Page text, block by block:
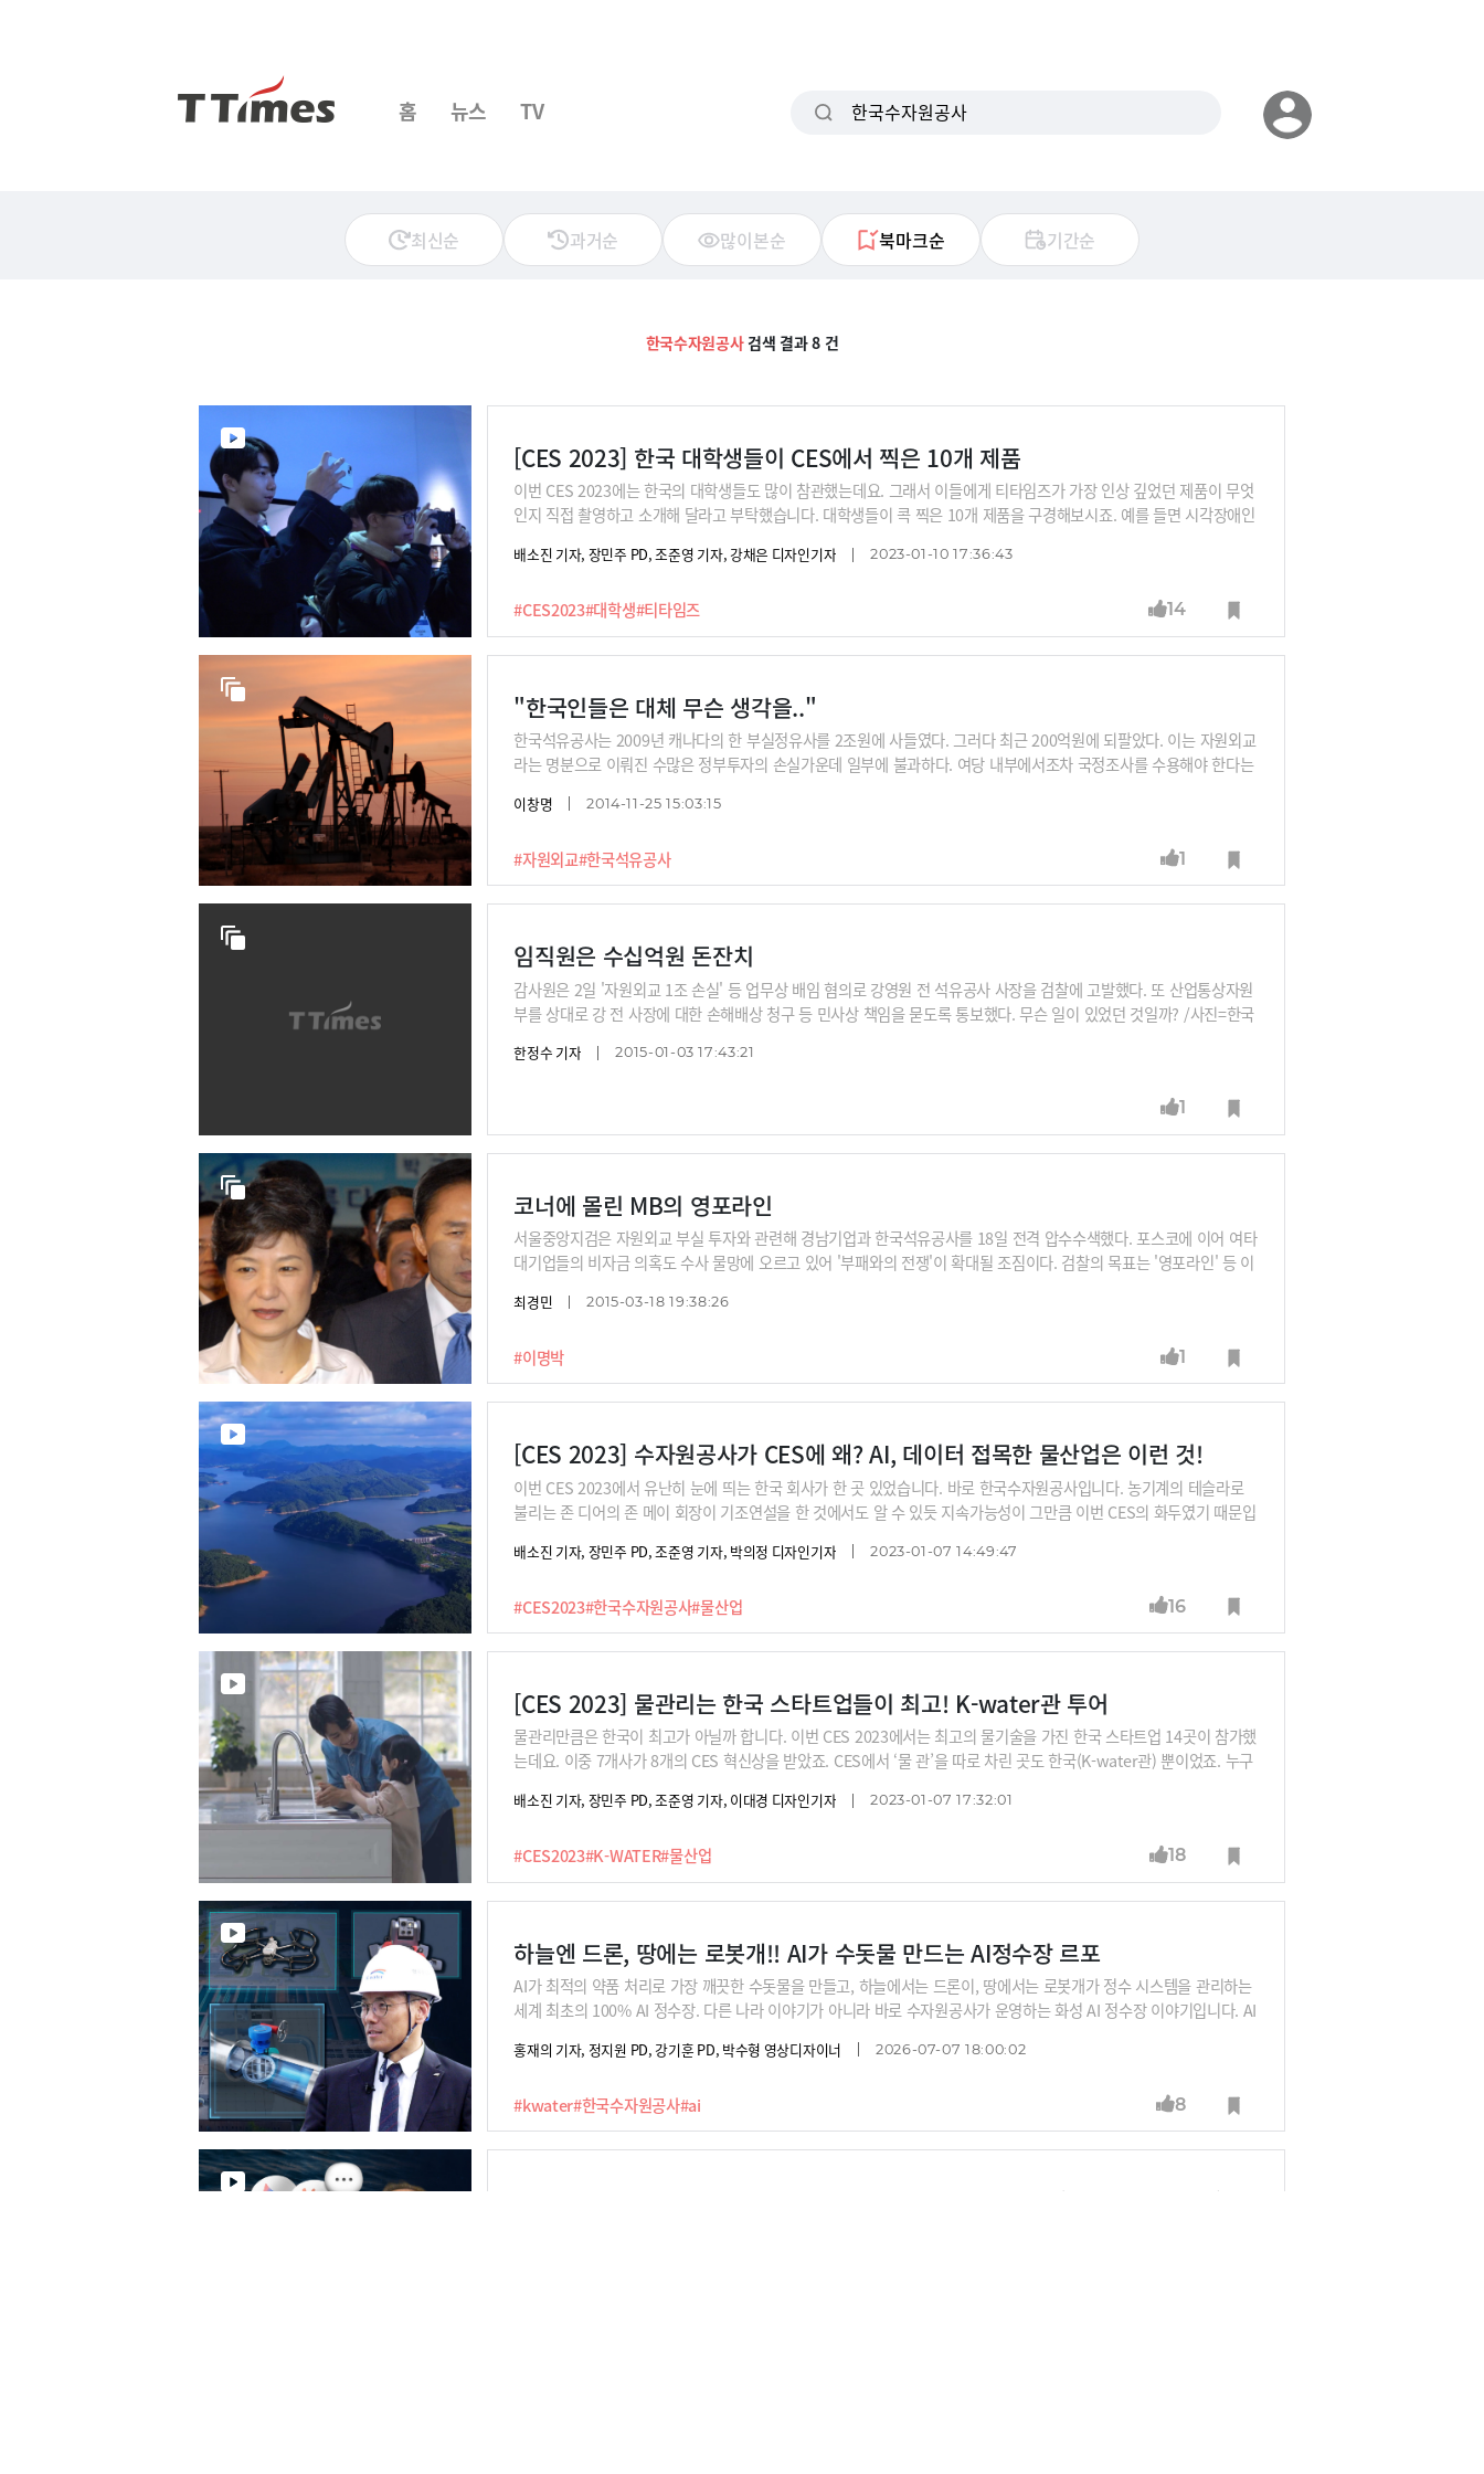
홈 뉴스 TV
최신순 과거순 많이본순 북마크순 기간순
한국수자원공사검색 결과 8 건
[CES 2023] 한국 대학생들이 CES에서 찍은 10개 제품
#CES2023#대학생#티타임즈
이번 CES 2023에는 한국의 대학생들도 많이 참관했는데요. 그래서 이들에게 티타임즈가 가장 인상 깊었던 제품이 무엇
인지 직접 촬영하고 소개해 달라고 부탁했습니다. 대학생들이 콕 찍은 10개 제품을 구경해보시죠. 예를 들면 시각장애인
배소진 기자, 장민주 PD, 조준영 기자, 강채은 디자인기자 2023-01-10 17:36:43
14
"한국인들은 대체 무슨 생각을.."
#자원외교#한국석유공사
한국석유공사는 2009년 캐나다의 한 부실정유사를 2조원에 사들였다. 그러다 최근 200억원에 되팔았다. 이는 자원외교
라는 명분으로 이뤄진 수많은 정부투자의 손실가운데 일부에 불과하다. 여당 내부에서조차 국정조사를 수용해야 한다는
이창명 2014-11-25 15:03:15
1
임직원은 수십억원 돈잔치
감사원은 2일 '자원외교 1조 손실' 등 업무상 배임 혐의로 강영원 전 석유공사 사장을 검찰에 고발했다. 또 산업통상자원
부를 상대로 강 전 사장에 대한 손해배상 청구 등 민사상 책임을 묻도록 통보했다. 무슨 일이 있었던 것일까? /사진=한국
한정수 기자 2015-01-03 17:43:21
1
코너에 몰린 MB의 영포라인
#이명박
서울중앙지검은 자원외교 부실 투자와 관련해 경남기업과 한국석유공사를 18일 전격 압수수색했다. 포스코에 이어 여타
대기업들의 비자금 의혹도 수사 물망에 오르고 있어 '부패와의 전쟁'이 확대될 조짐이다. 검찰의 목표는 '영포라인' 등 이
최경민 2015-03-18 19:38:26
1
[CES 2023] 수자원공사가 CES에 왜? AI, 데이터 접목한 물산업은 이런 것!
#CES2023#한국수자원공사#물산업
이번 CES 2023에서 유난히 눈에 띄는 한국 회사가 한 곳 있었습니다. 바로 한국수자원공사입니다. 농기계의 테슬라로
불리는 존 디어의 존 메이 회장이 기조연설을 한 것에서도 알 수 있듯 지속가능성이 그만큼 이번 CES의 화두였기 때문입
주었습니다.
배소진 기자, 장민주 PD, 조준영 기자, 박의정 디자인기자 2023-01-07 14:49:47
16
[CES 2023] 물관리는 한국 스타트업들이 최고! K-water관 투어
#CES2023#K-WATER#물산업
물관리만큼은 한국이 최고가 아닐까 합니다. 이번 CES 2023에서는 최고의 물기술을 가진 한국 스타트업 14곳이 참가했
는데요. 이중 7개사가 8개의 CES 혁신상을 받았죠. CES에서 ‘물 관’을 따로 차린 곳도 한국(K-water관) 뿐이었죠. 누구
만 살균세척이 가능한 텀블러 회사 등 최고의 물기술 보여준 한국의 물 스타트업들을 투어했습니다.
배소진 기자, 장민주 PD, 조준영 기자, 이대경 디자인기자 2023-01-07 17:32:01
18
하늘엔 드론, 땅에는 로봇개!! AI가 수돗물 만드는 AI정수장 르포
#kwater#한국수자원공사#ai
AI가 최적의 약품 처리로 가장 깨끗한 수돗물을 만들고, 하늘에서는 드론이, 땅에서는 로봇개가 정수 시스템을 관리하는
세계 최초의 100% AI 정수장. 다른 나라 이야기가 아니라 바로 수자원공사가 운영하는 화성 AI 정수장 이야기입니다. AI
정수장 르포입니다. 함께 가보시죠.
홍재의 기자, 정지원 PD, 강기훈 PD, 박수형 영상디자이너 2026-07-07 18:00:02
8
K-water가 AI로 1조1000억원 어치의 물을 지켜내는 방법 (정하동 AI본부장)